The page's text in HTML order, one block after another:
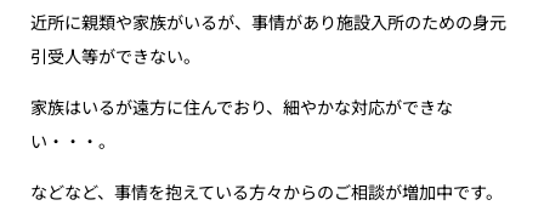
近所に親類や家族がいるが、事情があり施設入所のための身元
引受人等ができない。
家族はいるが遠方に住んでおり、細やかな対応ができな
い・・・。
などなど、事情を抱えている方々からのご相談が増加中です。